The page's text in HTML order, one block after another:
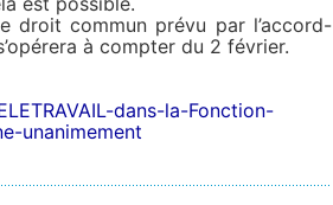
droit commun prévu par l’accord-
à compter du 2 février.
dans-la-Fonction-
unanimement